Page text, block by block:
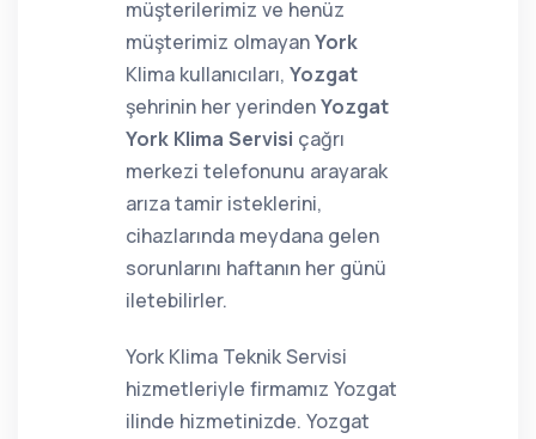
müşterilerimiz ve henüz
müşterimiz olmayanYork
Klima kullanıcıları, Yozgat
şehrinin her yerindenYozgat
York Klima Servisi çağrı
merkezi telefonunu arayarak
arıza tamir isteklerini,
cihazlarında meydana gelen
sorunlarını haftanın her günü
iletebilirler.
York Klima Teknik Servisi
hizmetleriyle firmamız Yozgat
ilinde hizmetinizde. Yozgat